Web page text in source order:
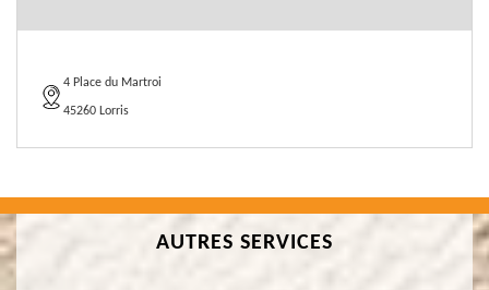
4 Place du Martroi
45260 Lorris
AUTRES SERVICES